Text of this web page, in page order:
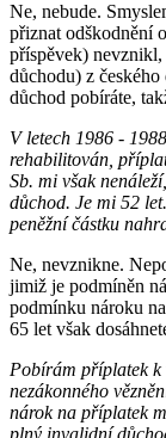
Ne, nebude.
přiznat odškodnění
příspěvek)
důchodu) z
důchod pobíráte,
V letech 1986 -
rehabilitován,
Sb. mi však
důchod. Je mi 52
peněžní částku
Ne, nevznikne.
jimiž je podmíněn
podmínku nároku
65 let však
Pobírám příplatek k
nezákonného
nárok na příplatek
plný invalidní